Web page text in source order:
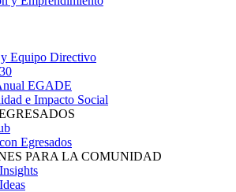
y Equipo Directivo
EGADE
e Impacto Social
Egresados
PARA LA COMUNIDAD